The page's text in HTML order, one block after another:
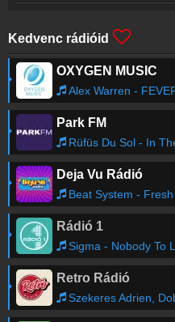
14:36 Legyek jó
14:32 Kerek az élet
14:30 Ama Zonas
14:26 Aprócska blues
14:23 Good girl
Kedvenc rádióid
OXYGEN MUSIC
Alex Warren -
Park FM
Rüfüs Du Sol - In
Deja Vu Rádió
Beat System - Fresh
Rádió 1
Sigma - Nobody To
Retro Rádió
Szekeres Adrien,